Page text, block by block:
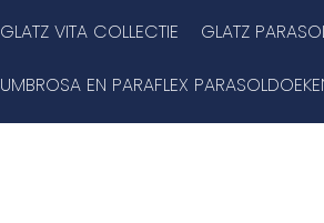
GLATZ VITA COLLECTIE GLATZ
UMBROSA EN PARAFLEX